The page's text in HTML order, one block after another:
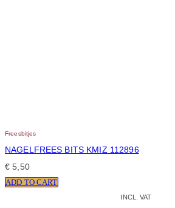
Freesbitjes
NAGELFREES BITS KMIZ 112896
€ 5,50
ADD TO CART
INCL. VAT